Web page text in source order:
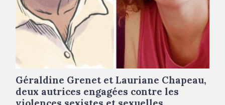
Géraldine Grenet et Lauriane Chapeau,
deux autrices engagées contre les